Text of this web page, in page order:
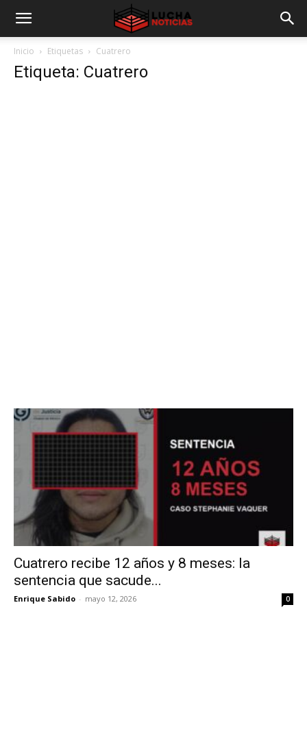
Inicio Etiquetas Cuatrero
Etiqueta: Cuatrero
Cuatrero recibe 12 años y 8 meses: la
sentencia que sacude...
Enrique Sabido - mayo 12, 2026 0